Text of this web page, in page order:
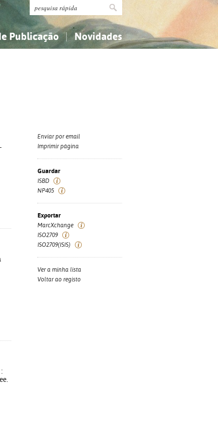
Publicação Novidades
Enviar por email
Imprimir página
Guardar
ISBD
NP405
Exportar
MarcXchange
ISO2709
ISO2709(ISIS)
Ver a minha lista
Voltar ao registo